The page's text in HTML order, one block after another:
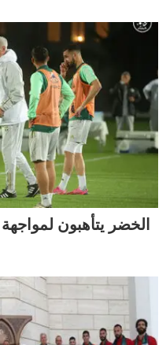
الخضر يتأهبون